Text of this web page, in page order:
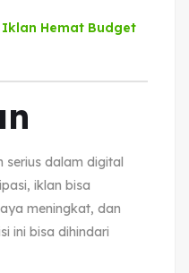
Hemat Budget
dalam digital
iklan bisa
meningkat, dan
ini bisa dihindari